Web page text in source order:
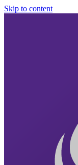
Skip to content